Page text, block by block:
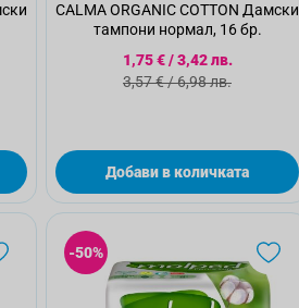
CALMA ORGANIC COTTON Дамски
тампони нормал, 16 бр.
Специална цена
1,75 €/3,42 лв.
Стандартна цена
3,57 €/6,98 лв.
Добави в количката
-50%